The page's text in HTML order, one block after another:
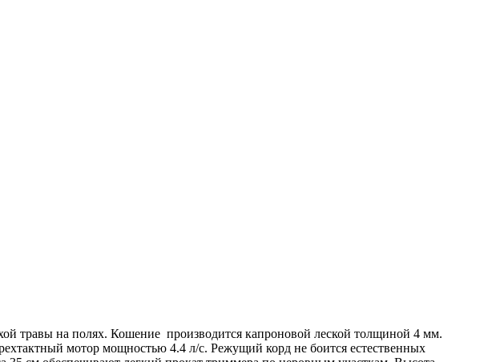
травы на полях. Кошение производится капроновой леской толщиной 4 мм.
мотор мощностью 4.4 л/с. Режущий корд не боится естественных